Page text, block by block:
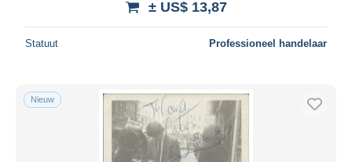
± US$ 13,87
Statuut Professioneel handelaar
Nieuw